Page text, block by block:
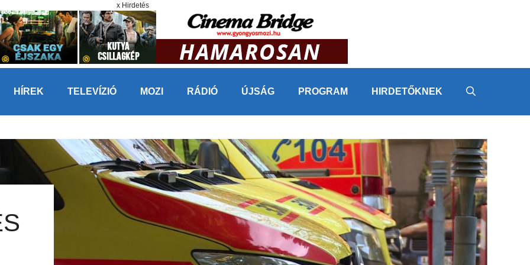
x Hirdetés
HÍREK TELEVÍZIÓ MOZI RÁDIÓ ÚJSÁG PROGRAM HIRDETŐKNEK